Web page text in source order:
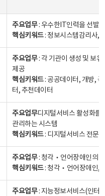
주요업무: 우수한IT인력을 선발
핵심키워드: 정보시스템감리사,
주요업무: 각 기관이 생성 및 보
제공
핵심키워드: 공공데이터, 개방,
터, 추천데이터
주요업무디지털서비스 활성화를
관리하는 시스템
핵심키워드: 디지털서비스 전문
주요업무: 청각‧언어장애인의
핵심키워드: 청각‧언어장애인,
주요업무: 지능정보서비스(인터